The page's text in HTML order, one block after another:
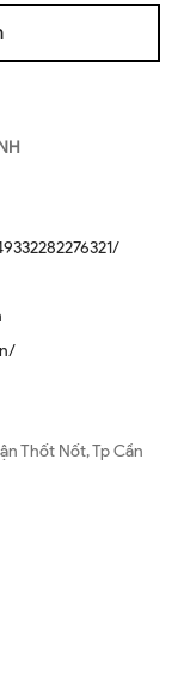
Thốt Nốt, Tp Cần